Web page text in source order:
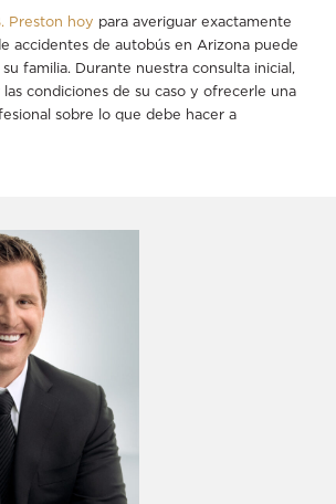
Preston hoy para averiguar exactamente
accidentes de autobús en Arizona puede
familia. Durante nuestra consulta inicial,
condiciones de su caso y ofrecerle una
sobre lo que debe hacer a